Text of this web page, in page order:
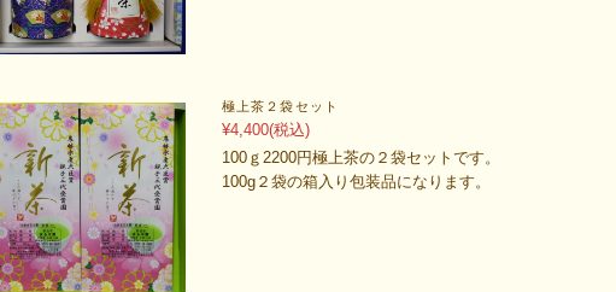
極上茶２袋セット
¥4,400(税込)
100ｇ2200円極上茶の２袋セットです。
100g２袋の箱入り包装品になります。